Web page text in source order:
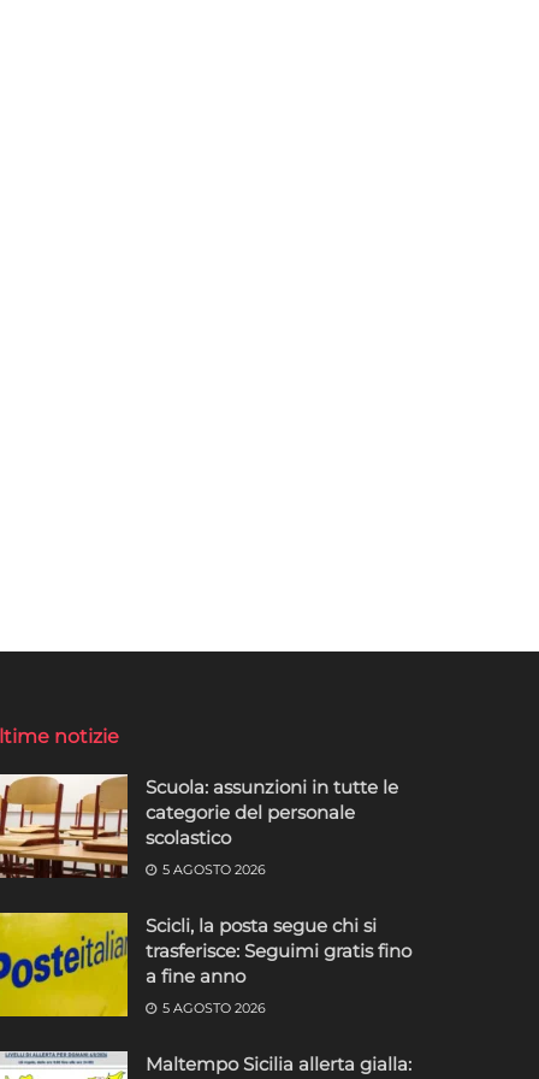
notizie
Scuola: assunzioni in tutte le
categorie del personale
scolastico
5 AGOSTO 2026
Scicli, la posta segue chi si
trasferisce: Seguimi gratis fino
a fine anno
5 AGOSTO 2026
Maltempo Sicilia allerta gialla: